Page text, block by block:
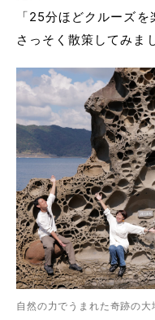
「25分ほどクルーズ
さっそく散策してみま
自然の力でうまれた奇跡の大